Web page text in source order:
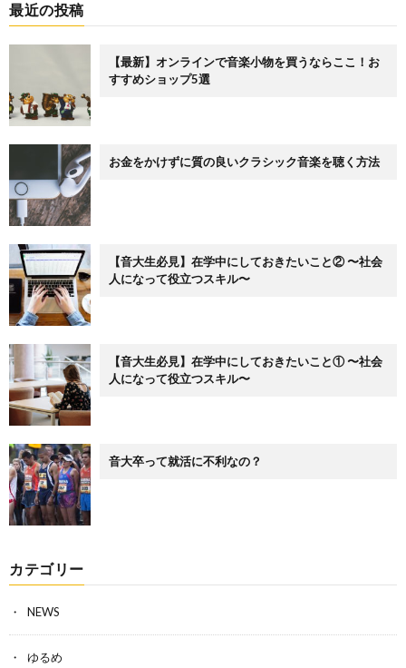
最近の投稿
【最新】オンラインで音楽小物を買うならここ！お
すすめショップ5選
お金をかけずに質の良いクラシック音楽を聴く方法
【音大生必見】在学中にしておきたいこと② 〜社会
人になって役立つスキル〜
【音大生必見】在学中にしておきたいこと① 〜社会
人になって役立つスキル〜
音大卒って就活に不利なの？
カテゴリー
NEWS
ゆるめ